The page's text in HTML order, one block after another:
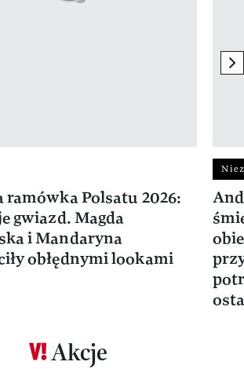
ramówka Polsatu 2026:
gwiazd. Magda
i Mandaryna
obłędnymi lookami
Akcje